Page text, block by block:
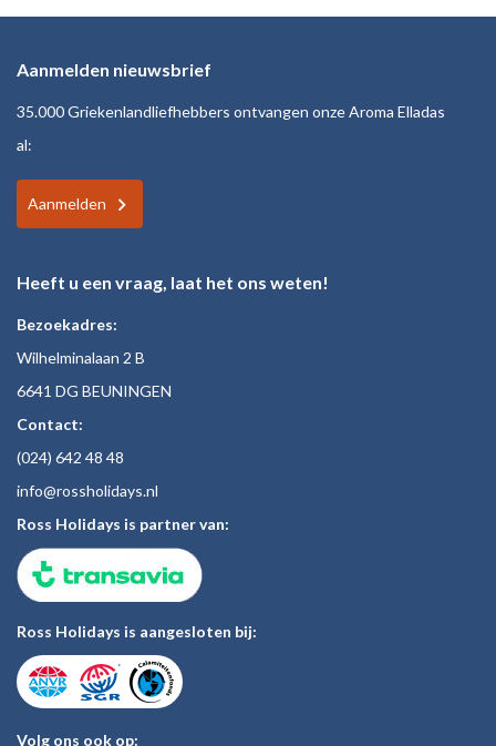
Aanmelden nieuwsbrief
35.000 Griekenlandliefhebbers ontvangen onze Aroma Elladas
al:
Aanmelden
Heeft u een vraag, laat het ons weten!
Bezoekadres:
Wilhelminalaan 2 B
6641 DG BEUNINGEN
Contact:
(024) 642 48 48
info@rossholidays.nl
Ross Holidays is partner van:
Ross Holidays is aangesloten bij:
Volg ons ook op: